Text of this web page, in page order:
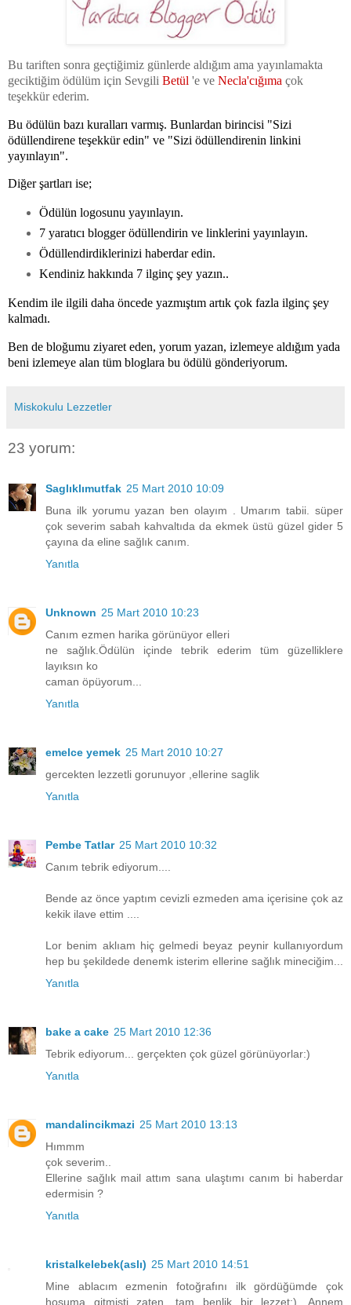
Bu tariften sonra geçtiğimiz günlerde aldığım ama yayınlamakta
geciktiğim ödülüm için Sevgili Betül 'e ve Necla'cığıma çok
teşekkür ederim.
Bu ödülün bazı kuralları varmış. Bunlardan birincisi "Sizi
ödüllendirene teşekkür edin" ve "Sizi ödüllendirenin linkini
yayınlayın".
Diğer şartları ise;
Ödülün logosunu yayınlayın.
7 yaratıcı blogger ödüllendirin ve linklerini yayınlayın.
Ödüllendirdiklerinizi haberdar edin.
Kendiniz hakkında 7 ilginç şey yazın..
Kendim ile ilgili daha öncede yazmıştım artık çok fazla ilginç şey
kalmadı.
Ben de bloğumu ziyaret eden, yorum yazan, izlemeye aldığım yada
beni izlemeye alan tüm bloglara bu ödülü gönderiyorum.
Miskokulu Lezzetler
23 yorum:
Saglıklımutfak 25 Mart 2010 10:09
Buna ilk yorumu yazan ben olayım . Umarım tabii. süper
çok severim sabah kahvaltıda da ekmek üstü güzel gider 5
çayına da eline sağlık canım.
Yanıtla
Unknown 25 Mart 2010 10:23
Canım ezmen harika görünüyor elleri
ne sağlık.Ödülün içinde tebrik ederim tüm güzelliklere
layıksın ko
caman öpüyorum...
Yanıtla
emelce yemek 25 Mart 2010 10:27
gercekten lezzetli gorunuyor ,ellerine saglik
Yanıtla
Pembe Tatlar 25 Mart 2010 10:32
Canım tebrik ediyorum....
Bende az önce yaptım cevizli ezmeden ama içerisine çok az
kekik ilave ettim ....
Lor benim aklıam hiç gelmedi beyaz peynir kullanıyordum
hep bu şekildede denemk isterim ellerine sağlık mineciğim...
Yanıtla
bake a cake 25 Mart 2010 12:36
Tebrik ediyorum... gerçekten çok güzel görünüyorlar:)
Yanıtla
mandalincikmazi 25 Mart 2010 13:13
Hımmm
çok severim..
Ellerine sağlık mail attım sana ulaştımı canım bi haberdar
edermisin ?
Yanıtla
kristalkelebek(aslı) 25 Mart 2010 14:51
Mine ablacım ezmenin fotoğrafını ilk gördüğümde çok
hoşuma gitmişti zaten, tam benlik bir lezzet:). Annem